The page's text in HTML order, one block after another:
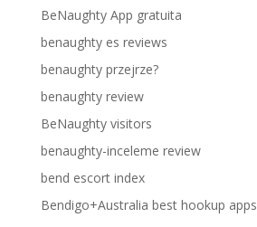
BeNaughty App gratuita
benaughty es reviews
benaughty przejrze?
benaughty review
BeNaughty visitors
benaughty-inceleme review
bend escort index
Bendigo+Australia best hookup apps